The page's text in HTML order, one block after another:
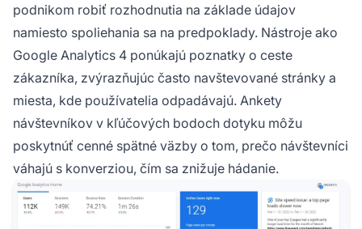
podnikom robiť rozhodnutia na základe údajov
namiesto spoliehania sa na predpoklady. Nástroje ako
Google Analytics 4 ponúkajú poznatky o ceste
zákazníka, zvýrazňujúc často navštevované stránky a
miesta, kde používatelia odpadávajú. Ankety
návštevníkov v kľúčových bodoch dotyku môžu
poskytnúť cenné spätné väzby o tom, prečo návštevníci
váhajú s konverziou, čím sa znižuje hádanie.